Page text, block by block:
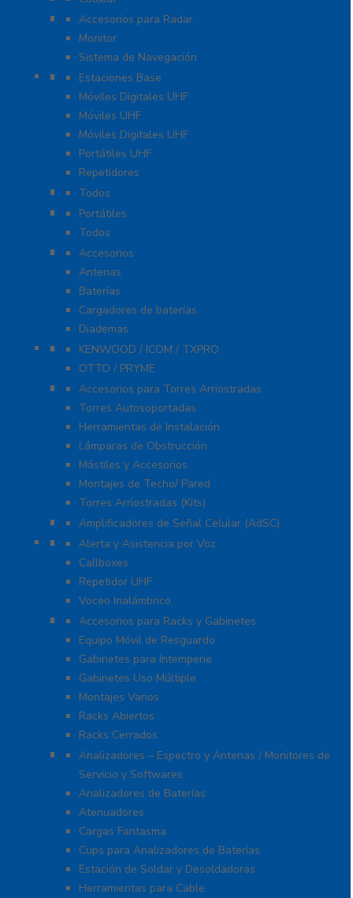
Soluciones Marinas
Accesorios para Radar
Monitor
Sistema de Navegación
Radios Comerciales ICOM / KENWOOD
Estaciones Base
Móviles Digitales UHF
Móviles UHF
Móviles Digitales UHF
Portátiles UHF
Repetidores
Radios ICOM WiFi
Todos
Radios Marinos
Portátiles
Todos
Accesorios para KENWOOD
Accesorios
Antenas
Baterías
Cargadores de baterías
Diademas
Refacciones
KENWOOD / ICOM / TXPRO
OTTO / PRYME
Torres y Mástiles
Accesorios para Torres Arriostradas
Torres Autosoportadas
Herramientas de Instalación
Lámparas de Obstrucción
Mástiles y Accesorios
Montajes de Techo/ Pared
Torres Arriostradas (Kits)
Cobertura para Celular 4G LTE, 3G y Voz
Amplificadores de Señal Celular (AdSC)
Soluciones RITRON
Alerta y Asistencia por Voz
Callboxes
Repetidor UHF
Voceo Inalámbrico
Racks y Gabinetes
Accesorios para Racks y Gabinetes
Equipo Móvil de Resguardo
Gabinetes para Intemperie
Gabinetes Uso Múltiple
Montajes Varios
Racks Abiertos
Racks Cerrados
Equipo de Laboratorio
Analizadores – Espectro y Antenas / Monitores de
Servicio y Softwares
Analizadores de Baterías
Atenuadores
Cargas Fantasma
Cups para Analizadores de Baterías
Estación de Soldar y Desoldadoras
Herramientas para Cable